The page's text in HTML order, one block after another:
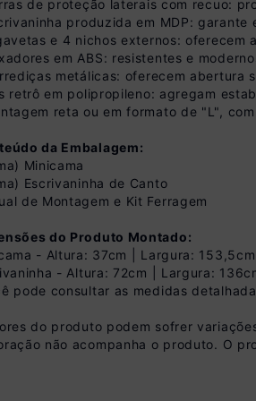
R$ 809,99 à vista
(10% de desconto)
Você economiza
de proteção laterais com recuo:
produzida em MDP:
e 4 nichos externos: oferecem
em ABS: resistentes e
metálicas: oferecem abertura
retrô em polipropileno: agregam
reta ou em formato de "L",
da Embalagem:
Minicama
Escrivaninha de Canto
de Montagem e Kit Ferragem
do Produto Montado:
- Altura: 37cm | Largura:
- Altura: 72cm | Largura:
pode consultar as medidas
do produto podem sofrer
não acompanha o produto. O